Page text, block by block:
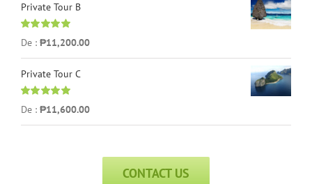
Private Tour B
Note 5.00 sur
5
De : ₱11,200.00
Private Tour C
Note 5.00 sur
5
De : ₱11,600.00
CONTACT US